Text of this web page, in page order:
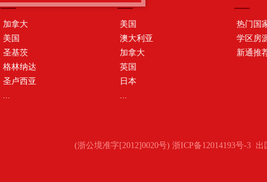
加拿大
美国
圣基茨
格林纳达
圣卢西亚
...
美国
澳大利亚
加拿大
英国
日本
...
热门国
学区房
新通推
(浙公境准字[2012]0020号) 浙ICP备12014193号-3 出